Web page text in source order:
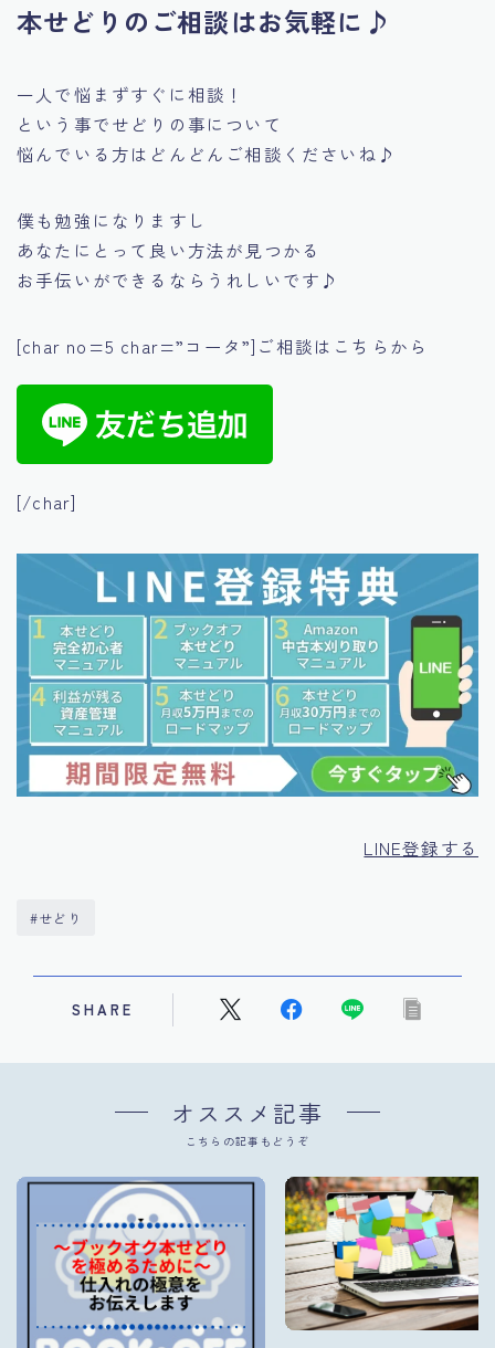
本せどりのご相談はお気軽に♪
一人で悩まずすぐに相談！
という事でせどりの事について
悩んでいる方はどんどんご相談くださいね♪
僕も勉強になりますし
あなたにとって良い方法が見つかる
お手伝いができるならうれしいです♪
[char no=5 char=”コータ”]ご相談はこちらから
[/char]
LINE登録する
#せどり
SHARE
オススメ記事
こちらの記事もどうぞ